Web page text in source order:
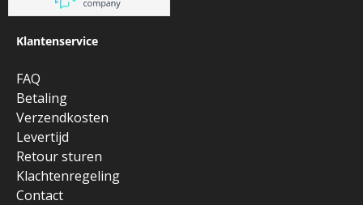
Klantenservice
FAQ
Betaling
Verzendkosten
Levertijd
Retour sturen
Klachtenregeling
Contact